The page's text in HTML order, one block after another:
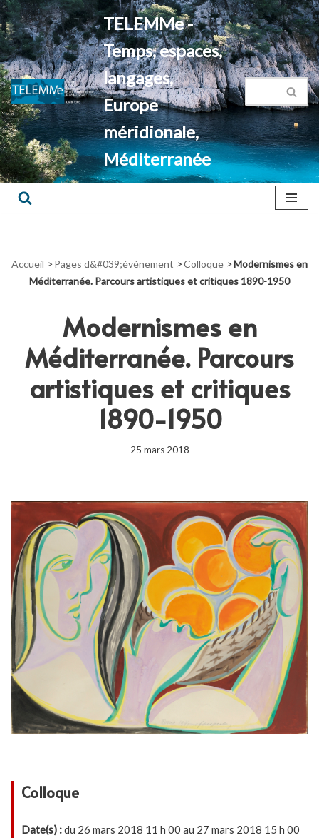
Aller
au
contenu
TELEMMe -
Temps, espaces,
langages,
Europe
méridionale,
Méditerranée
Accueil > Pages d&#039;événement >Colloque >Modernismes en
Méditerranée. Parcours artistiques et critiques 1890-1950
Modernismes en
Méditerranée. Parcours
artistiques et critiques
1890-1950
25 mars 2018
Colloque
Date(s) :du 26 mars 2018 11 h 00 au 27 mars 2018 15 h 00